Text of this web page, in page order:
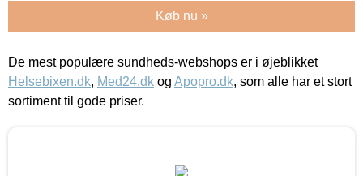
Køb nu »
De mest populære sundheds-webshops er i øjeblikket
Helsebixen.dk, Med24.dk og Apopro.dk, som alle har et stort
sortiment til gode priser.